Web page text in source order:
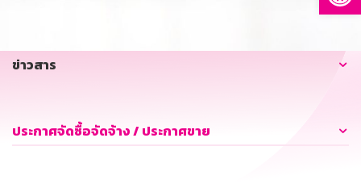
ข่าวสาร
ประกาศจัดซื้อจัดจ้าง / ประกาศขาย